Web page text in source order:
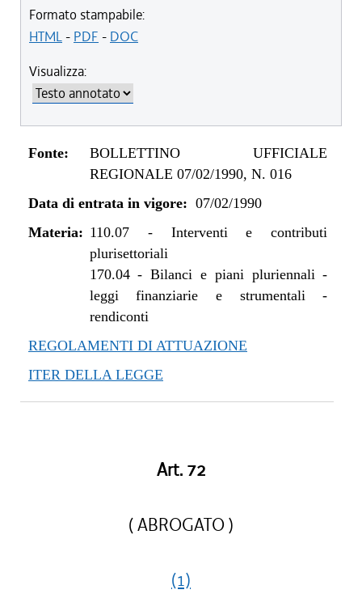
Formato stampabile:
HTML- PDF - DOC
Visualizza:
Fonte:
BOLLETTINO UFFICIALE
REGIONALE 07/02/1990, N. 016
Data di entrata in vigore: 07/02/1990
Materia: 110.07- Interventi e contributi
plurisettoriali
170.04-Bilanci e piani pluriennali -
leggi finanziarie e strumentali -
rendiconti
REGOLAMENTI DI ATTUAZIONE
ITER DELLA LEGGE
Art. 72
( ABROGATO )
(1)